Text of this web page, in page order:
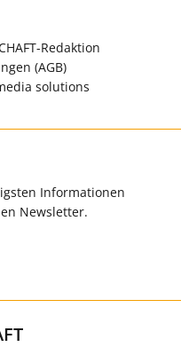
Redaktion
(AGB)
solutions
Informationen
Newsletter.